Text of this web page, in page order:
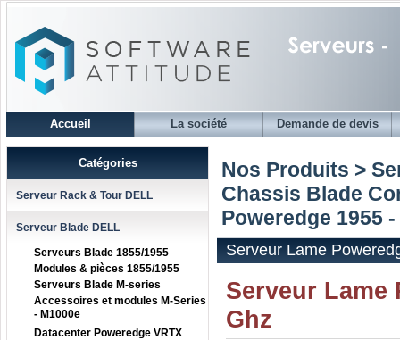
Accueil La société Demande de devis
Catégories
Serveur Rack & Tour DELL
Serveur Blade DELL
Serveurs Blade 1855/1955
Modules & pièces 1855/1955
Serveurs Blade M-series
Accessoires et modules M-Series
- M1000e
Datacenter Poweredge VRTX
Nos Produits >
Chassis Blade
Poweredge 1955
Serveur Lame
Serveur Lame
Ghz